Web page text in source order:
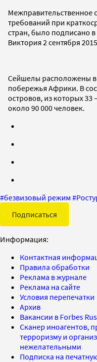
Межправительственное
требований при
стран, было подписано
Виктория 2 сентября
Сейшелы расположены в
побережья Африки. В
островов, из которых
около 90 000 человек.
#безвизовый режим #
Подписаться
Информация:
Контактная
Правила обработки
Реклама в журнале
Реклама на сайте
Условия перепечатки
Архив
Вакансии в Forbes
Сканер иноагентов,
терроризму и
нежелательными
Подписка на